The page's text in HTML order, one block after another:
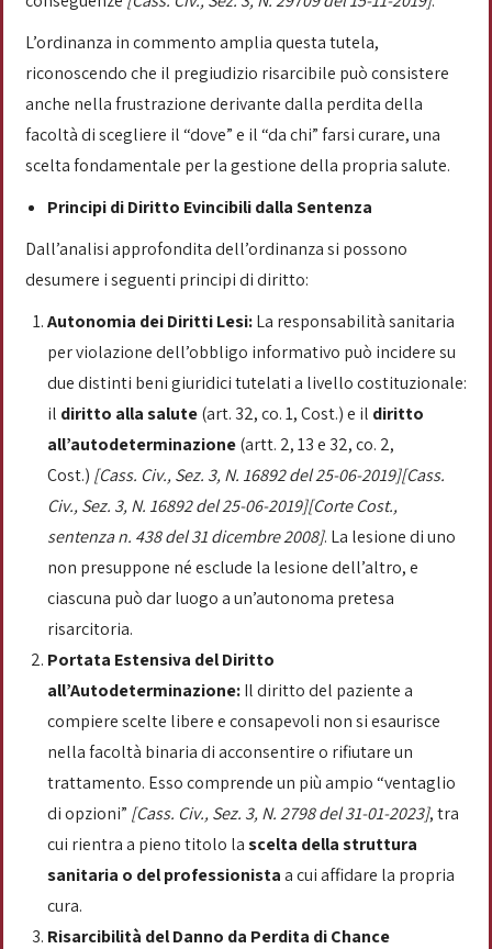
L’ordinanza in commento amplia questa tutela,
riconoscendo che il pregiudizio risarcibile può consistere
anche nella frustrazione derivante dalla perdita della
facoltà di scegliere il “dove” e il “da chi” farsi curare, una
scelta fondamentale per la gestione della propria salute.
Principi di Diritto Evincibili dalla Sentenza
Dall’analisi approfondita dell’ordinanza si possono
desumere i seguenti principi di diritto:
Autonomia dei Diritti Lesi:La responsabilità sanitaria
per violazione dell’obbligo informativo può incidere su
due distinti beni giuridici tutelati a livello costituzionale:
il diritto alla salute(art. 32, co. 1, Cost.) e il diritto
all’autodeterminazione(artt. 2, 13 e 32, co. 2,
Cost.) [Cass. Civ., Sez. 3, N. 16892 del 25-06-2019][Cass.
Civ., Sez. 3, N. 16892 del 25-06-2019][Corte Cost.,
sentenza n. 438 del 31 dicembre 2008]. La lesione di uno
non presuppone né esclude la lesione dell’altro, e
ciascuna può dar luogo a un’autonoma pretesa
risarcitoria.
Portata Estensiva del Diritto
all’Autodeterminazione:Il diritto del paziente a
compiere scelte libere e consapevoli non si esaurisce
nella facoltà binaria di acconsentire o rifiutare un
trattamento. Esso comprende un più ampio “ventaglio
di opzioni” [Cass. Civ., Sez. 3, N. 2798 del 31-01-2023], tra
cui rientra a pieno titolo lascelta della struttura
sanitaria o del professionistaa cui affidare la propria
cura.
Risarcibilità del Danno da Perdita di Chance